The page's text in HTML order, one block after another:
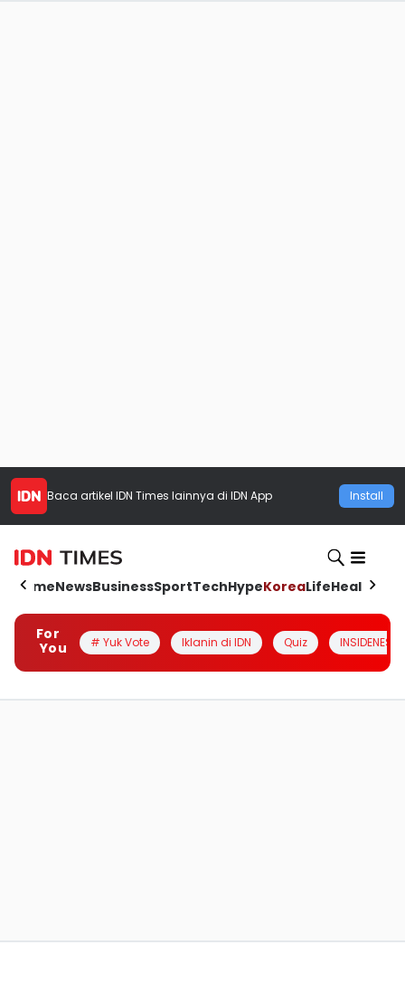
Baca artikel IDN Times lainnya di IDN App Install
HomeNewsBusinessSportTechHypeKoreaLifeHealth
For
You
# Yuk Vote Iklanin di IDN Quiz INSIDENESIA